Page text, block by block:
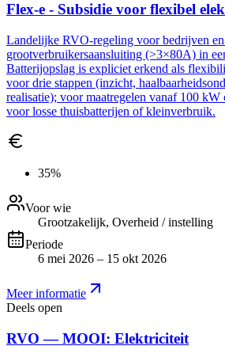
Flex-e - Subsidie voor flexibel
Landelijke RVO-regeling voor bedrijven
grootverbruikersaansluiting (>3×80A) in
Batterijopslag is expliciet erkend als
voor drie stappen (inzicht,
realisatie); voor maatregelen vanaf 100 kW
voor losse thuisbatterijen of kleinverbruik.
35%
Voor wie
Grootzakelijk, Overheid / instelling
Periode
6 mei 2026 – 15 okt 2026
Meer informatie
Deels open
RVO — MOOI: Elektriciteit